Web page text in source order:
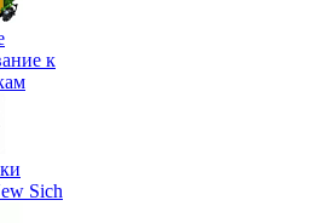
к
Sich